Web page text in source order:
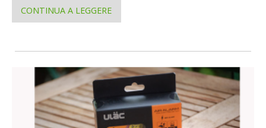
CONTINUA A LEGGERE